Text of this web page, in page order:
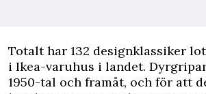
Totalt har 132 designklassiker
i Ikea-varuhus i landet.
1950-tal och framåt, och för att